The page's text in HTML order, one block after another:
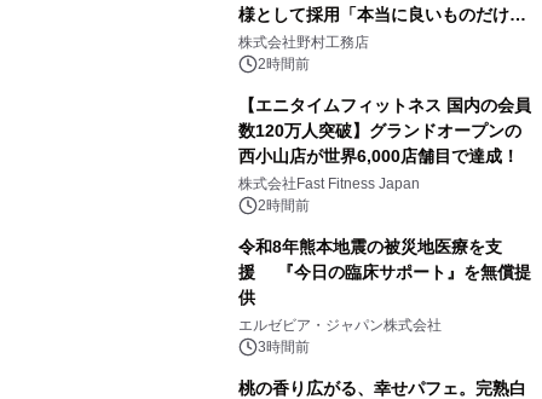
様として採用「本当に良いものだけに
こだわる」
株式会社野村工務店
2時間前
【エニタイムフィットネス 国内の会員
数120万人突破】グランドオープンの
西小山店が世界6,000店舗目で達成！
株式会社Fast Fitness Japan
2時間前
令和8年熊本地震の被災地医療を支
援 『今日の臨床サポート』を無償提
供
エルゼビア・ジャパン株式会社
3時間前
桃の香り広がる、幸せパフェ。完熟白